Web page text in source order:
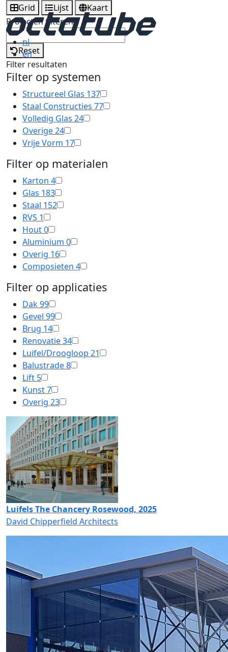
nl
en
Grid Lijst
Kaart
Projecten filteren
Reset
Filter resultaten
Filter op systemen
Structureel Glas 137
Staal Constructies 77
Volledig Glas 24
Overige24
Vrije Vorm 17
Filter op materialen
Karton 4
Glas 183
Staal 152
RVS 1
Hout0
Aluminium 0
Overig 16
Composieten 4
Filter op applicaties
Dak99
Gevel 99
Brug 14
Renovatie34
Luifel/Droogloop 21
Balustrade8
Lift 5
Kunst7
Overig 23
Luifels The Chancery Rosewood, 2025
David Chipperfield Architects